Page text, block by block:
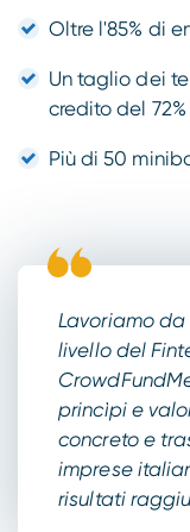
Oltre l'85% di
Un taglio dei
credito del 72%
Più di 50
Lavoriamo
livello del
princìpi e
concreto e
imprese
risultati